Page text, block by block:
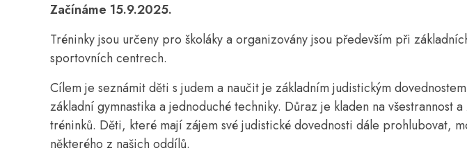
Začínáme 15.9.2025.
Tréninky jsou určeny pro školáky a organizovány jsou především při
sportovních centrech.
Cílem je seznámit děti s judem a naučit je základním judistickým
základní gymnastika a jednoduché techniky. Důraz je kladen na všestrannost
tréninků. Děti, které mají zájem své judistické dovednosti dále prohlubovat,
některého z našich oddílů.